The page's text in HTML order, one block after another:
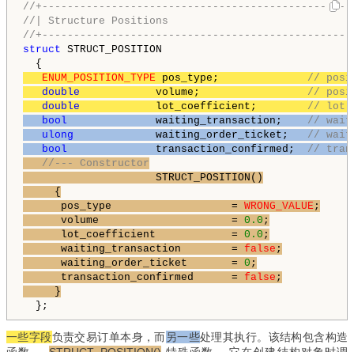
//
//| Structure Positions
//
struct STRUCT_POSITION
ENUM_POSITION_TYPE pos_type; //
double volume; //
double lot_coefficient; // lot
bool waiting_transaction; //
ulong waiting_order_ticket; //
bool transaction_confirmed; //
//--- Constructor
STRUCT_POSITION()
{
pos_type                   = WRONG_VALUE ;
volume                     = 0.0 ;
lot_coefficient            = 0.0 ;
waiting_transaction        = false ;
waiting_order_ticket       = 0 ;
transaction_confirmed      = false ;
}
};
一些字段负责交易订单本身，而另一些处理其执行。该结构包含构造